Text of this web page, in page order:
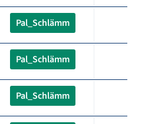
Pal_Schlämm
Pal_Schlämm
Pal_Schlämm